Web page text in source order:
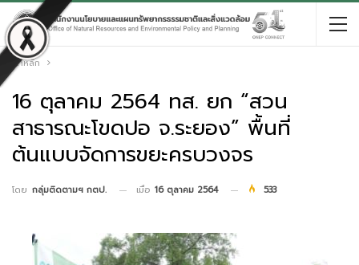
หน้าหลัก
16 ตุลาคม 2564 ทส. ยก “สวน
สาธารณะโขดปอ จ.ระยอง” พื้นที่
ต้นแบบจัดการขยะครบวงจร
โดย กลุ่มติดตามฯ กตป. เมื่อ 16 ตุลาคม 2564 533